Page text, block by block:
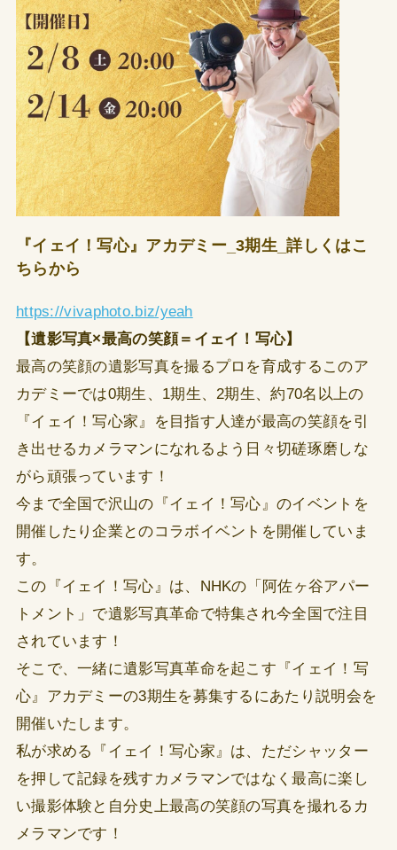
『イェイ！写心』アカデミー_3期生_詳しくはこ
ちらから
https://vivaphoto.biz/yeah
【遺影写真×最高の笑顔＝イェイ！写心】
最高の笑顔の遺影写真を撮るプロを育成するこのア
カデミーでは0期生、1期生、2期生、約70名以上の
『イェイ！写心家』を目指す人達が最高の笑顔を引
き出せるカメラマンになれるよう日々切磋琢磨しな
がら頑張っています！
今まで全国で沢山の『イェイ！写心』のイベントを
開催したり企業とのコラボイベントを開催していま
す。
この『イェイ！写心』は、NHKの「阿佐ヶ谷アパー
トメント」で遺影写真革命で特集され今全国で注目
されています！
そこで、一緒に遺影写真革命を起こす『イェイ！写
心』アカデミーの3期生を募集するにあたり説明会を
開催いたします。
私が求める『イェイ！写心家』は、ただシャッター
を押して記録を残すカメラマンではなく最高に楽し
い撮影体験と自分史上最高の笑顔の写真を撮れるカ
メラマンです！